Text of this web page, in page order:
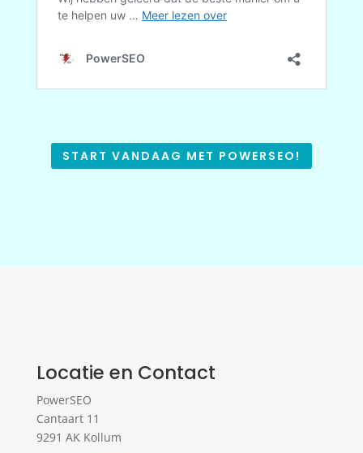
START VANDAAG MET POWERSEO!
Locatie en Contact
PowerSEO
Cantaart 11
9291 AK Kollum